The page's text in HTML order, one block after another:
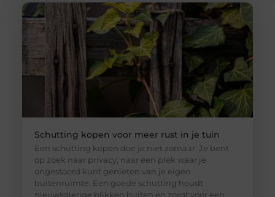
Schutting kopen voor meer rust in je tuin
Een schutting kopen doe je niet zomaar. Je bent
op zoek naar privacy, naar een plek waar je
ongestoord kunt genieten van je eigen
buitenruimte. Een goede schutting houdt
nieuwsgierige blikken buiten en zorgt voor een